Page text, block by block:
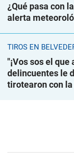
¿Qué pasa con
alerta
TIROS EN
"¡Vos sos el
delincuentes le
tirotearon con